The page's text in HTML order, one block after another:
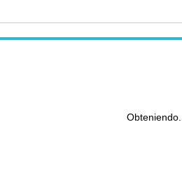
Obteniendo...